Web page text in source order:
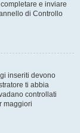
e inviare
di Controllo
inseriti devono
ti abbia
controllati
maggiori